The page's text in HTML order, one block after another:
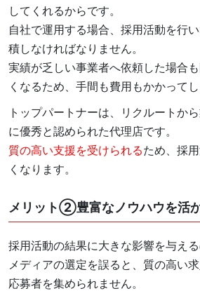
してくれるからです。
自社で運用する場合、採用活動を行
積しなければなりません。
実績が乏しい事業者へ依頼した場合
くなるため、手間も費用もかかってし
トップパートナーは、リクルートか
に優秀と認められた代理店です。
質の高い支援を受けられるため、採
くなります。
メリット②豊富なノウハウを活
採用活動の結果に大きな影響を与える
メディアの選定を誤ると、質の高い
応募者を集められません。